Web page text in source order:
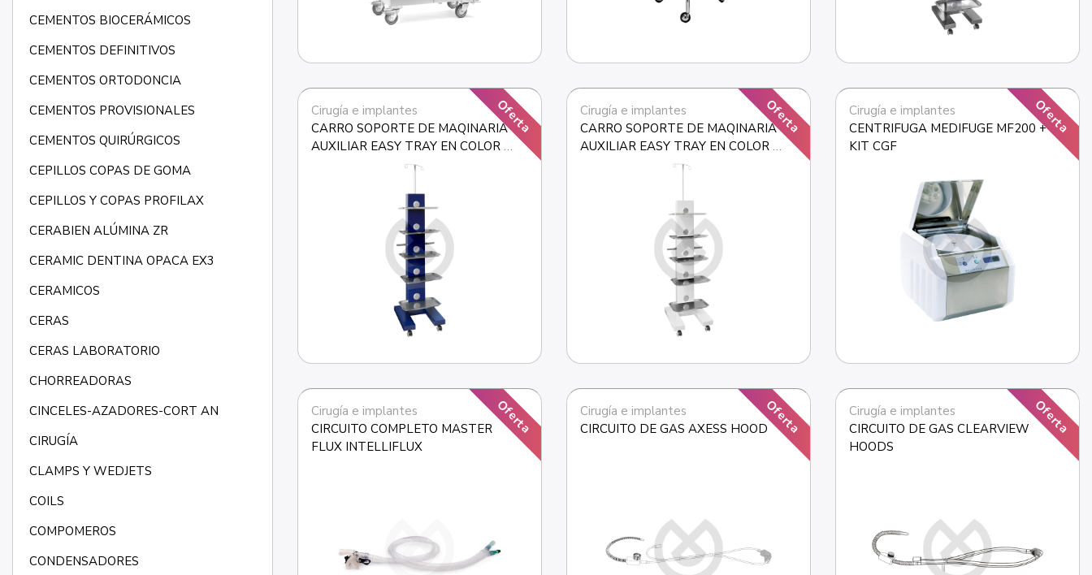
CEMENTOS BIOCERÁMICOS
CEMENTOS DEFINITIVOS
CEMENTOS ORTODONCIA
CEMENTOS PROVISIONALES
CEMENTOS QUIRÚRGICOS
CEPILLOS COPAS DE GOMA
CEPILLOS Y COPAS PROFILAX
CERABIEN ALÚMINA ZR
CERAMIC DENTINA OPACA EX3
CERAMICOS
CERAS
CERAS LABORATORIO
CHORREADORAS
CINCELES-AZADORES-CORT AN
CIRUGÍA
CLAMPS Y WEDJETS
COILS
COMPOMEROS
CONDENSADORES
Oferta
Cirugía e implantes
CARRO SOPORTE DE MAQINARIA
AUXILIAR EASY TRAY EN COLOR
AZUL.(SIN BANDEJAS)
Oferta
Cirugía e implantes
CARRO SOPORTE DE MAQINARIA
AUXILIAR EASY TRAY EN COLOR
Oferta
Cirugía e implantes
CENTRIFUGA MEDIFUGE MF200 +
KIT CGF
Oferta
Cirugía e implantes
CIRCUITO COMPLETO MASTER
FLUX INTELLIFLUX
Oferta
Cirugía e implantes
CIRCUITO DE GAS AXESS HOOD
Oferta
Cirugía e implantes
CIRCUITO DE GAS CLEARVIEW
HOODS